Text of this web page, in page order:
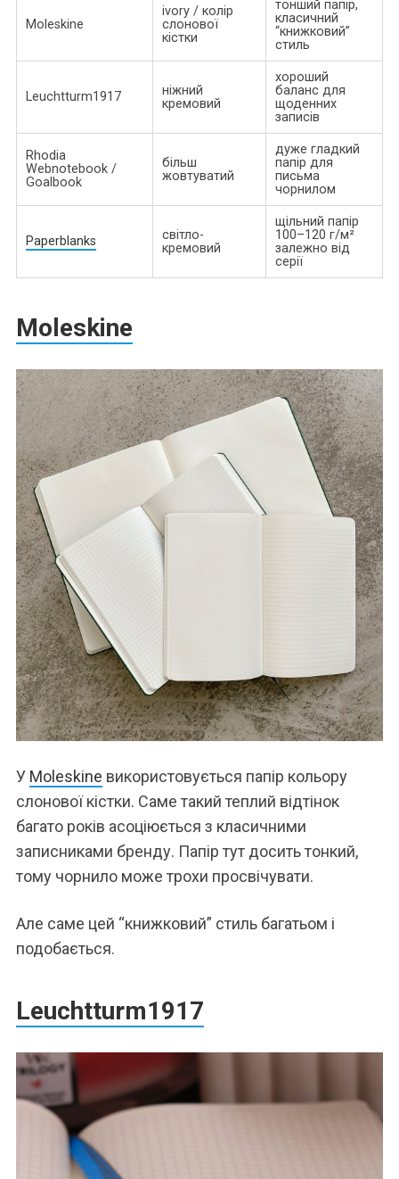
Moleskine
ivory / колір
слонової
кістки
тонший папір,
класичний
“книжковий”
стиль
Leuchtturm1917
ніжний
кремовий
хороший
баланс для
щоденних
записів
Rhodia
Webnotebook /
Goalbook
більш
жовтуватий
дуже гладкий
папір для
письма
чорнилом
Paperblanks
світло-
кремовий
щільний папір
100–120 г/м²
залежно від
серії
Moleskine
У Moleskine використовується папір кольору
слонової кістки. Саме такий теплий відтінок
багато років асоціюється з класичними
записниками бренду. Папір тут досить тонкий,
тому чорнило може трохи просвічувати.
Але саме цей “книжковий” стиль багатьом і
подобається.
Leuchtturm1917